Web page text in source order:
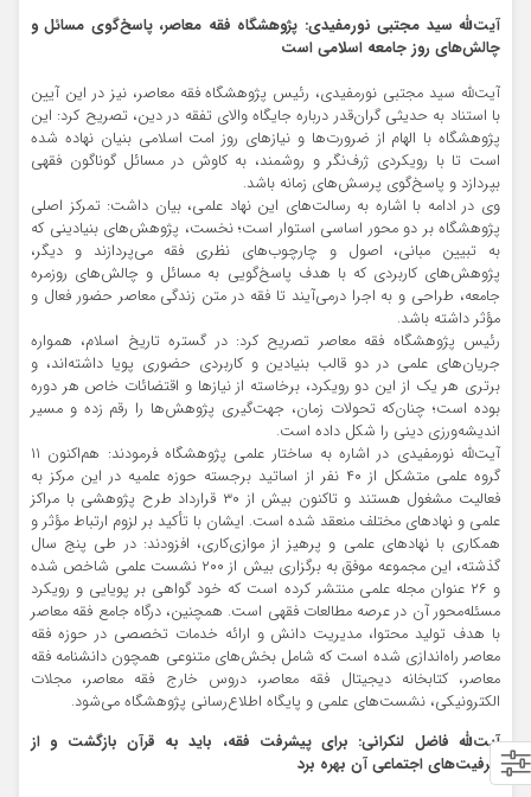
آیت‌ﷲ سید مجتبی نورمفیدی: پژوهشگاه فقه معاصر، پاسخ‌گوی مسائل و
چالش‌های روز جامعه اسلامی است
آیت‌ﷲ سید مجتبی نورمفیدی، رئیس پژوهشگاه فقه معاصر، نیز در این آیین
با استناد به حدیثی گران‌قدر درباره جایگاه والای تفقه در دین، تصریح کرد: این
پژوهشگاه با الهام از ضرورت‌ها و نیازهای روز امت اسلامی بنیان نهاده شده
است تا با رویکردی ژرف‌نگر و روشمند، به کاوش در مسائل گوناگون فقهی
بپردازد و پاسخ‌گوی پرسش‌های زمانه باشد.
وی در ادامه با اشاره به رسالت‌های این نهاد علمی، بیان داشت: تمرکز اصلی
پژوهشگاه بر دو محور اساسی استوار است؛ نخست، پژوهش‌های بنیادینی که
به تبیین مبانی، اصول و چارچوب‌های نظری فقه می‌پردازند و دیگر،
پژوهش‌های کاربردی که با هدف پاسخ‌گویی به مسائل و چالش‌های روزمره
جامعه، طراحی و به اجرا درمی‌آیند تا فقه در متن زندگی معاصر حضور فعال و
مؤثر داشته باشد.
رئیس پژوهشگاه فقه معاصر تصریح کرد: در گستره تاریخ اسلام، همواره
جریان‌های علمی در دو قالب بنیادین و کاربردی حضوری پویا داشته‌اند، و
برتری هر یک از این دو رویکرد، برخاسته از نیازها و اقتضائات خاص هر دوره
بوده است؛ چنان‌که تحولات زمان، جهت‌گیری پژوهش‌ها را رقم زده و مسیر
اندیشه‌ورزی دینی را شکل داده است.
آیت‌ﷲ نورمفیدی در اشاره به ساختار علمی پژوهشگاه فرمودند: هم‌اکنون ۱۱
گروه علمی متشکل از ۴۰ نفر از اساتید برجسته حوزه علمیه در این مرکز به
فعالیت مشغول هستند و تاکنون بیش از ۳۰ قرارداد طرح پژوهشی با مراکز
علمی و نهادهای مختلف منعقد شده است. ایشان با تأکید بر لزوم ارتباط مؤثر و
همکاری با نهادهای علمی و پرهیز از موازی‌کاری، افزودند: در طی پنج سال
گذشته، این مجموعه موفق به برگزاری بیش از ۲۰۰ نشست علمی شاخص شده
و ۲۶ عنوان مجله علمی منتشر کرده است که خود گواهی بر پویایی و رویکرد
مسئله‌محور آن در عرصه مطالعات فقهی است. همچنین، درگاه جامع فقه معاصر
با هدف تولید محتوا، مدیریت دانش و ارائه خدمات تخصصی در حوزه فقه
معاصر راه‌اندازی شده است که شامل بخش‌های متنوعی همچون دانشنامه فقه
معاصر، کتابخانه دیجیتال فقه معاصر، دروس خارج فقه معاصر، مجلات
الکترونیکی، نشست‌های علمی و پایگاه اطلاع‌رسانی پژوهشگاه می‌شود.
آیت‌ﷲ فاضل لنکرانی: برای پیشرفت فقه، باید به قرآن بازگشت و از
ظرفیت‌های اجتماعی آن بهره برد